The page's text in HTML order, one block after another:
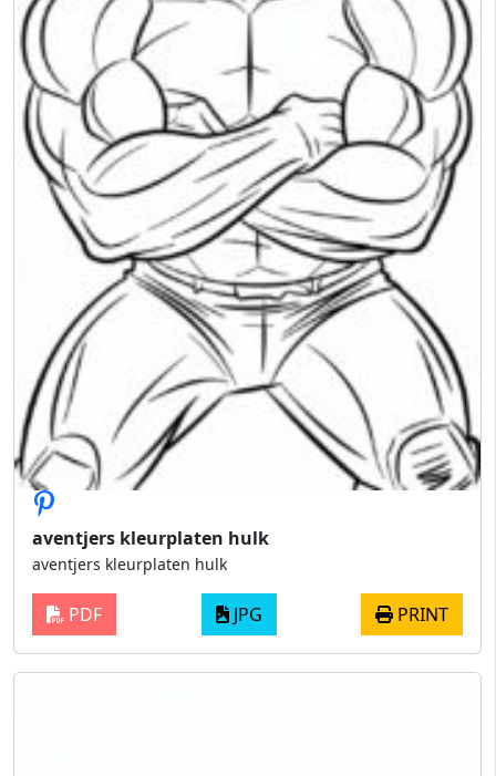
aventjers kleurplaten hulk
aventjers kleurplaten hulk
PDF JPG PRINT